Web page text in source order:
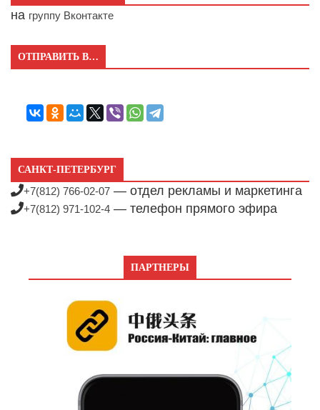
на группу Вконтакте
ОТПРАВИТЬ В…
САНКТ-ПЕТЕРБУРГ
+7(812) 766-02-07 — отдел рекламы и маркетинга
+7(812) 971-102-4 — телефон прямого эфира
ПАРТНЕРЫ